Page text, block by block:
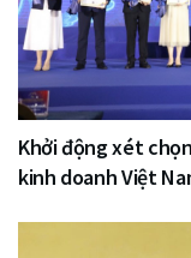
Khởi động xét
kinh doanh Việt